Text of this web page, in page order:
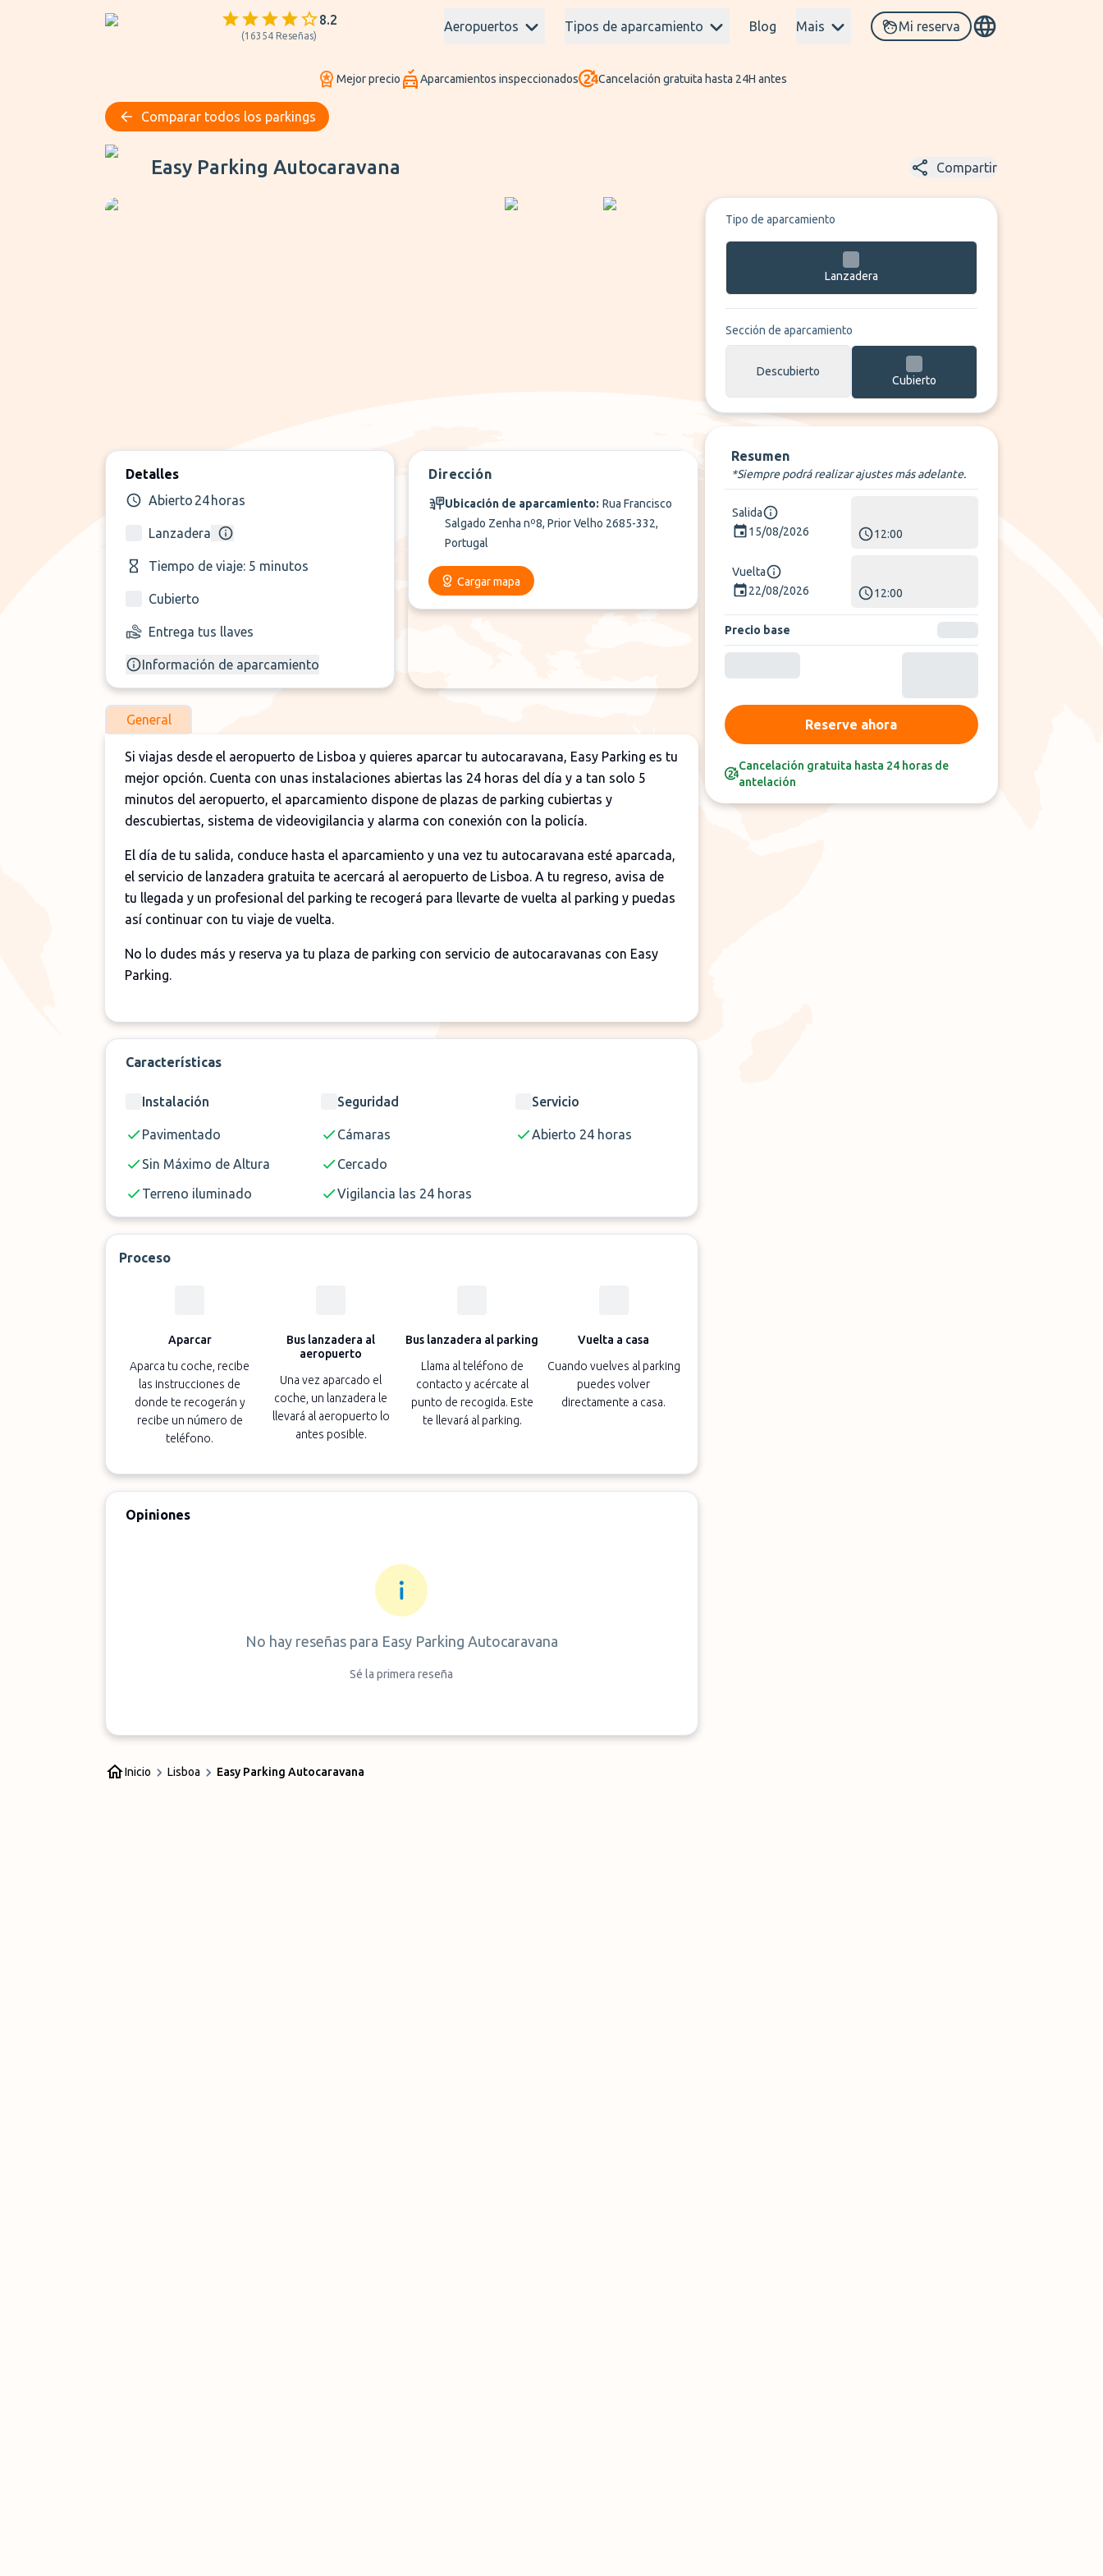
8.2
(16354 Reseñas)
Aeropuertos Tipos de aparcamiento Blog Mais Mi reserva
Mejor precio Aparcamientos inspeccionados Cancelación gratuita hasta 24H antes
Comparar todos los parkings
Easy Parking Autocaravana
Easy Parking Autocaravana Compartir
Detalles
Abierto 24 horas
Lanzadera
Tiempo de viaje: 5 minutos
Cubierto
Entrega tus llaves
Información de aparcamiento
Dirección
Ubicación de aparcamiento: Rua Francisco
Salgado Zenha nº8, Prior Velho 2685-332,
Portugal
Cargar mapa
General
Si viajas desde el aeropuerto de Lisboa y quieres aparcar tu autocaravana, Easy Parking es tu
mejor opción. Cuenta con unas instalaciones abiertas las 24 horas del día y a tan solo 5
minutos del aeropuerto, el aparcamiento dispone de plazas de parking cubiertas y
descubiertas, sistema de videovigilancia y alarma con conexión con la policía.
El día de tu salida, conduce hasta el aparcamiento y una vez tu autocaravana esté aparcada,
el servicio de lanzadera gratuita te acercará al aeropuerto de Lisboa. A tu regreso, avisa de
tu llegada y un profesional del parking te recogerá para llevarte de vuelta al parking y puedas
así continuar con tu viaje de vuelta.
No lo dudes más y reserva ya tu plaza de parking con servicio de autocaravanas con Easy
Parking.
📏 Distancia
Horario
Características
Instalación
Pavimentado
Sin Máximo de Altura
Terreno iluminado
Seguridad
Cámaras
Cercado
Vigilancia las 24 horas
Servicio
Abierto 24 horas
Proceso
Aparcar
Aparca tu coche, recibe
las instrucciones de
donde te recogerán y
recibe un número de
teléfono.
Bus lanzadera al
aeropuerto
Una vez aparcado el
coche, un lanzadera le
llevará al aeropuerto lo
antes posible.
Bus lanzadera al parking
Llama al teléfono de
contacto y acércate al
punto de recogida. Este
te llevará al parking.
Vuelta a casa
Cuando vuelves al parking
puedes volver
directamente a casa.
Opiniones
No hay reseñas para Easy Parking Autocaravana
Sé la primera reseña
Tipo de aparcamiento
Lanzadera
Sección de aparcamiento
Descubierto
Cubierto
Resumen
*Siempre podrá realizar ajustes más adelante.
Salida
15/08/2026
12:00
Vuelta
22/08/2026
12:00
Precio base
Reserve ahora
Cancelación gratuita hasta 24 horas de
antelación
Inicio Lisboa Easy Parking Autocaravana